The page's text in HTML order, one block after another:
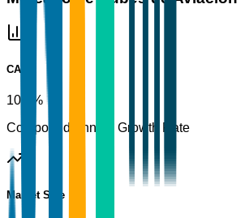
CAGR
10.1%
Compound Annual Growth Rate
Market Size